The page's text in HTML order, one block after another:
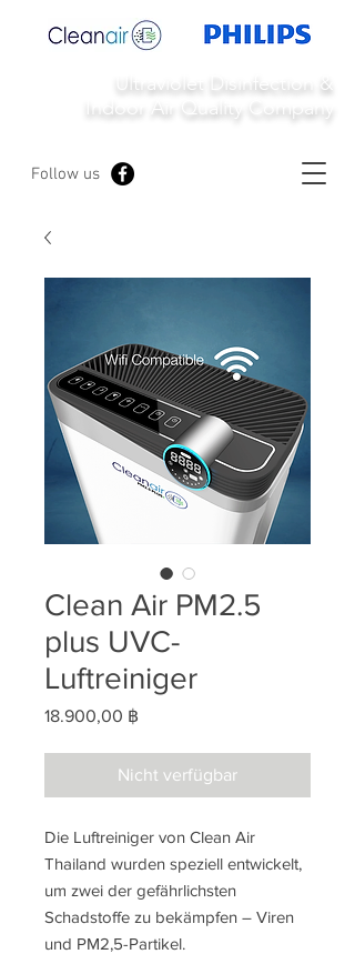
Follow us
Ultraviolet Disinfection &
Indoor Air Quality Company
Clean Air PM2.5
plus UVC-
Luftreiniger
18.900,00 ฿
Nicht verfügbar
Die Luftreiniger von Clean Air
Thailand wurden speziell entwickelt,
um zwei der gefährlichsten
Schadstoffe zu bekämpfen – Viren
und PM2,5-Partikel.